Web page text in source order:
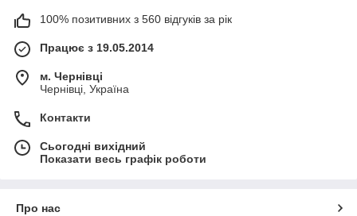
100% позитивних з 560 відгуків за рік
Працює з 19.05.2014
м. Чернівці
Чернівці, Україна
Контакти
Сьогодні вихідний
Показати весь графік роботи
Про нас